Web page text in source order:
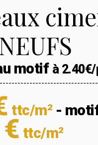
NEUFS
motif à
ttc/m² -
€ ttc/m²